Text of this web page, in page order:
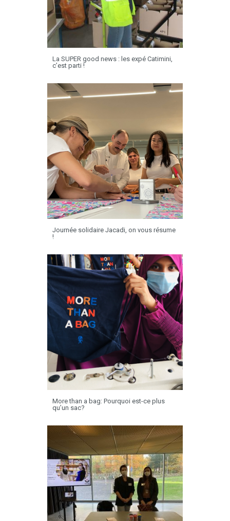
La SUPER good news : les expé Catimini,
c’est parti !
Journée solidaire Jacadi, on vous résume
!
More than a bag: Pourquoi est-ce plus
qu’un sac?